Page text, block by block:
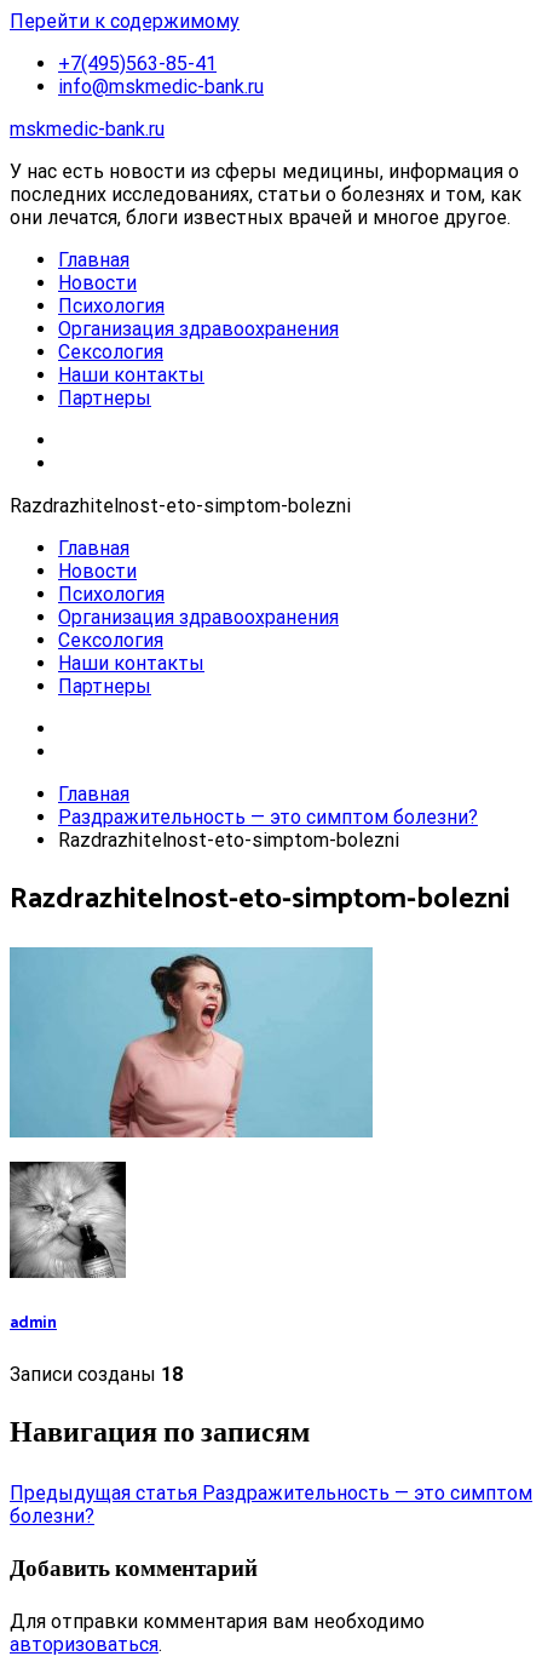
Перейти к содержимому
+7(495)563-85-41
info@mskmedic-bank.ru
mskmedic-bank.ru
У нас есть новости из сферы медицины, информация о
последних исследованиях, статьи о болезнях и том, как
они лечатся, блоги известных врачей и многое другое.
Главная
Новости
Психология
Организация здравоохранения
Сексология
Наши контакты
Партнеры
Razdrazhitelnost-eto-simptom-bolezni
Главная
Новости
Психология
Организация здравоохранения
Сексология
Наши контакты
Партнеры
Главная
Раздражительность — это симптом болезни?
Razdrazhitelnost-eto-simptom-bolezni
Razdrazhitelnost-eto-simptom-bolezni
admin
Записи созданы 18
Навигация по записям
Предыдущая статья Раздражительность — это симптом
болезни?
Добавить комментарий
Для отправки комментария вам необходимо
авторизоваться.